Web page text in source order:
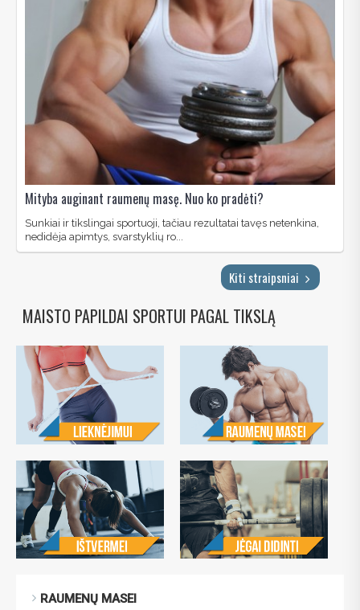
Mityba auginant raumenų masę. Nuo ko pradėti?
Sunkiai ir tikslingai sportuoji, tačiau rezultatai tavęs netenkina,
nedidėja apimtys, svarstyklių ro...
Kiti straipsniai
MAISTO PAPILDAI SPORTUI PAGAL TIKSLĄ
RAUMENŲ MASEI